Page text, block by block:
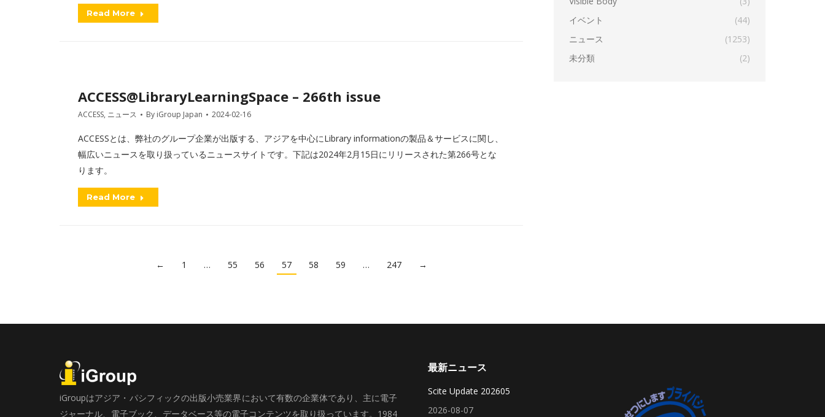
Read More
ACCESS@LibraryLearningSpace – 266th issue
ACCESS, ニュース By iGroup Japan 2024-02-16
ACCESSとは、弊社のグループ企業が出版する、アジアを中心にLibrary informationの製品＆サービスに関し、
幅広いニュースを取り扱っているニュースサイトです。下記は2024年2月15日にリリースされた第266号とな
ります。
Read More
← 1 … 55 56 57 58 59 … 247 →
イベント
(44)
ニュース
(1253)
未分類
(2)
iGroupはアジア・パシフィックの出版小売業界において有数の企業体であり、主に電子
ジャーナル、電子ブック、データベース等の電子コンテンツを取り扱っています。1984
最新ニュース
Scite Update 202605
2026-08-07